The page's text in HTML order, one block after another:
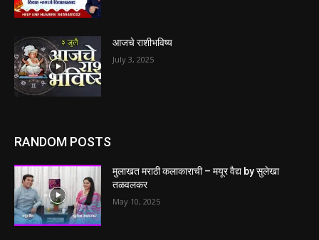
आजचे राशीभविष्य
July 3, 2025
RANDOM POSTS
मुलाखत मराठी कलाकाराची – मयूर वैद्य by सुलेखा
तळवलकर
May 10, 2025